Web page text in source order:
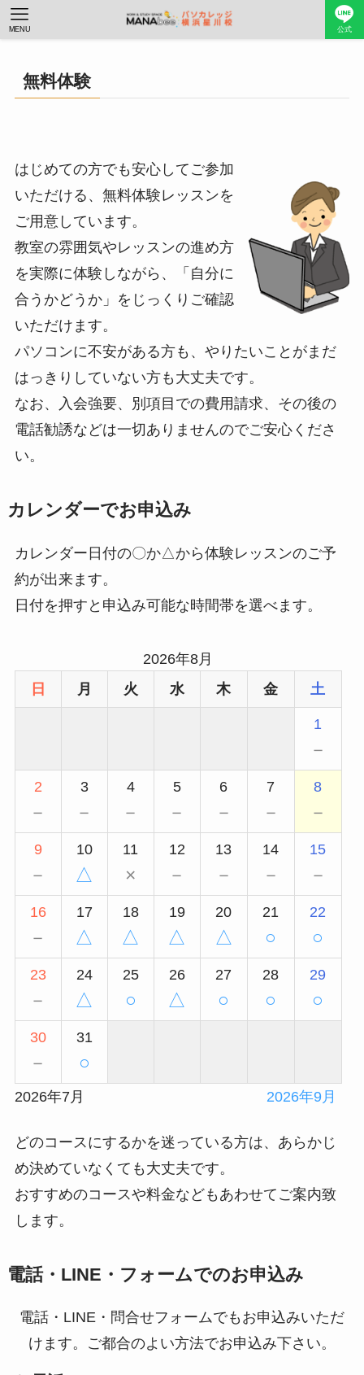
公式
MENU
無料体験
はじめての方でも安心してご参加
いただける、無料体験レッスンを
ご用意しています。
教室の雰囲気やレッスンの進め方
を実際に体験しながら、「自分に
合うかどうか」をじっくりご確認
いただけます。
パソコンに不安がある方も、やりたいことがまだ
はっきりしていない方も大丈夫です。
なお、入会強要、別項目での費用請求、その後の
電話勧誘などは一切ありませんのでご安心くださ
い。
カレンダーでお申込み
カレンダー日付の〇か△から体験レッスンのご予
約が出来ます。
日付を押すと申込み可能な時間帯を選べます。
2026年8月
日
月 火 水 木 金 土
1
－
2
－
3
－
4
－
5
－
6
－
7
－
8
－
9
－
10
△
11
×
12
－
13
－
14
－
15
－
16
－
17
△
18
△
19
△
20
△
21
○
22
○
23
－
24
△
25
○
26
△
27
○
28
○
29
○
30
－
31
○
2026年7月 2026年9月
どのコースにするかを迷っている方は、あらかじ
め決めていなくても大丈夫です。
おすすめのコースや料金などもあわせてご案内致
します。
電話・LINE・フォームでのお申込み
電話・LINE・問合せフォームでもお申込みいただ
けます。ご都合のよい方法でお申込み下さい。